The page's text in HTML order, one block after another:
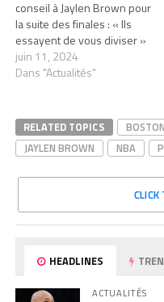
conseil à Jaylen Brown pour
la suite des finales : « Ils
essayent de vous diviser »
juin 11, 2024
Dans "Actualités"
RELATED TOPICS BOSTON
JAYLEN BROWN
NBA
HEADLINES
ACTUALITÉS